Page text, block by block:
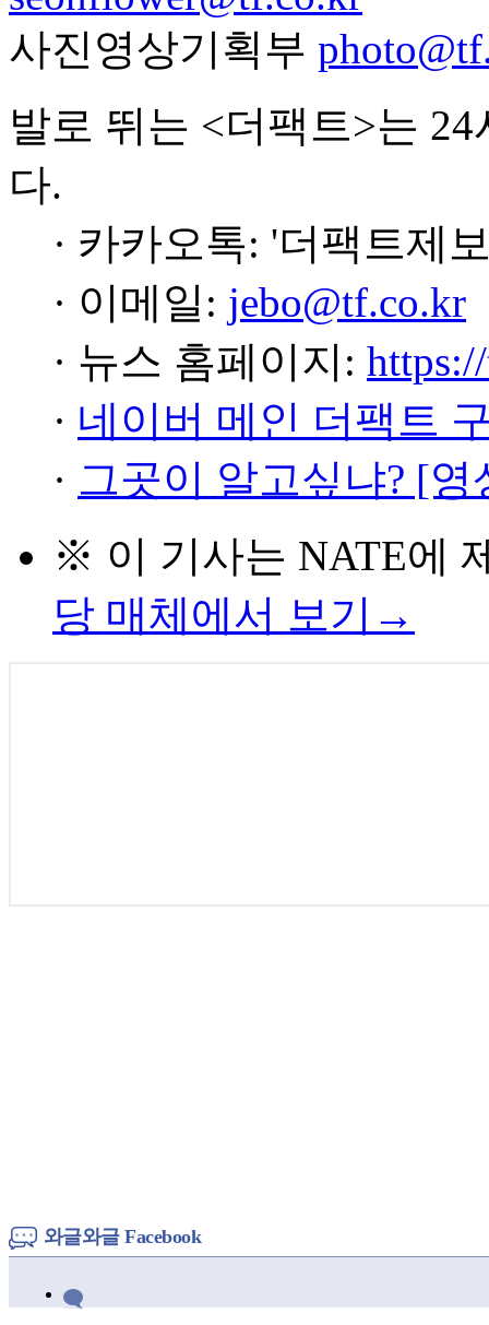
사진영상기획부
발로 뛰는 <더팩트>는
다.
· 카카오톡: '더팩트제
· 이메일: jebo@tf.co.kr
· 뉴스 홈페이지:
· 네이버 메인 더팩트
· 그곳이 알고싶냐? [
※ 이 기사는 NATE에
당 매체에서 보기→
와글와글 Facebook